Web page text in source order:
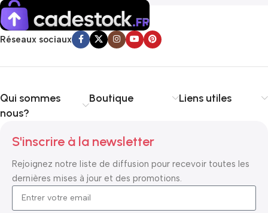
Réseaux sociaux
Qui sommes
nous?
Boutique Liens utiles
S'inscrire à la newsletter
Rejoignez notre liste de diffusion pour recevoir toutes les
dernières mises à jour et des promotions.